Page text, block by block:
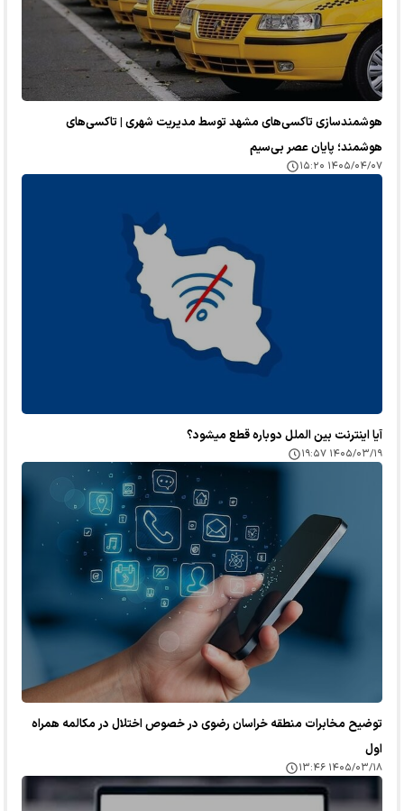
هوشمندسازی تاکسی‌های مشهد توسط مدیریت شهری | تاکسی‌های
هوشمند؛ پایان عصر بی‌سیم
۱۴۰۵/۰۴/۰۷ ۱۵:۲۰
آیا اینترنت بین الملل دوباره قطع میشود؟
۱۴۰۵/۰۳/۱۹ ۱۹:۵۷
توضیح مخابرات منطقه خراسان رضوی در خصوص اختلال در مکالمه همراه
اول
۱۴۰۵/۰۳/۱۸ ۱۳:۴۶